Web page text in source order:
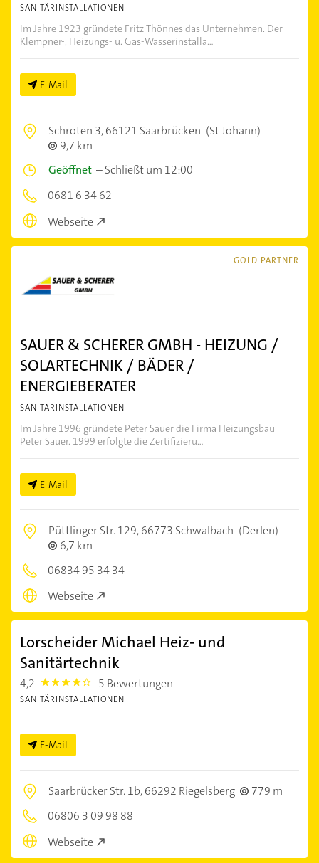
SANITÄRINSTALLATIONEN
Im Jahre 1923 gründete Fritz Thönnes das Unternehmen. Der
Klempner-, Heizungs- u. Gas-Wasserinstalla...
E-Mail
Schroten 3,66121 Saarbrücken (St Johann)
9,7 km
Geöffnet –Schließt um 12:00
0681 6 34 62
Webseite
GOLD PARTNER
SAUER & SCHERER GMBH - HEIZUNG /
SOLARTECHNIK / BÄDER /
ENERGIEBERATER
SANITÄRINSTALLATIONEN
Im Jahre 1996 gründete Peter Sauer die Firma Heizungsbau
Peter Sauer. 1999 erfolgte die Zertifizieru...
E-Mail
Püttlinger Str. 129,66773 Schwalbach (Derlen)
6,7 km
06834 95 34 34
Webseite
Lorscheider Michael Heiz- und
Sanitärtechnik
4,2 4.2000003 5 Bewertungen
SANITÄRINSTALLATIONEN
E-Mail
Saarbrücker Str. 1b,66292 Riegelsberg
779 m
06806 3 09 98 88
Webseite